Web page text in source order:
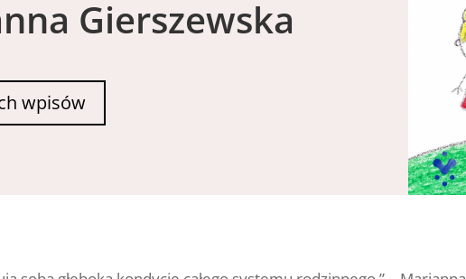
Gierszewska
wpisów